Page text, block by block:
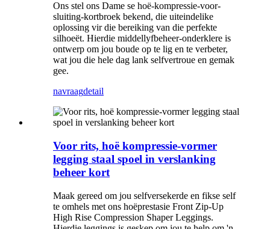
Ons stel ons Dame se hoë-kompressie-voor-
sluiting-kortbroek bekend, die uiteindelike
oplossing vir die bereiking van die perfekte
silhoeët. Hierdie middellyfbeheer-onderklere is
ontwerp om jou boude op te lig en te verbeter,
wat jou die hele dag lank selfvertroue en gemak
gee.
navraagdetail
Voor rits, hoë kompressie-vormer
legging staal spoel in verslanking
beheer kort
Maak gereed om jou selfversekerde en fikse self
te omhels met ons hoëprestasie Front Zip-Up
High Rise Compression Shaper Leggings.